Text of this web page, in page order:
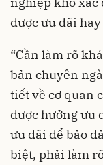
được ưu đãi
“Cần làm rõ
bản chuyên
tiết về cơ quan
được hưởng ưu
ưu đãi để bảo
biệt, phải làm